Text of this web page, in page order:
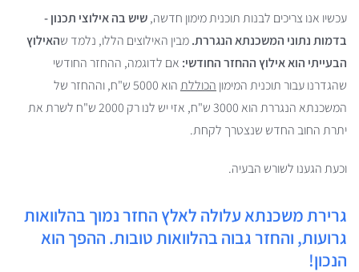
עכשיו אנו צריכים לבנות תוכנית מימון חדשה,שיש בהאילוצי תכנון -
בדמות נתוני המשכנתא הנגררת.מבין האילוצים הללו, נלמד שהאילוץ
הבעייתי הוא אילוץ ההחזר החודשי: אם לדוגמה, ההחזר החודשי
שהגדרנו עבור תוכנית המימון הכוללת
הוא 5000 ש"ח, וההחזר של
המשכנתא הנגררת הוא 3000 ש"ח, אזי יש לנו רק 2000 ש"ח לשרת את
יתרת החוב החדש שנצטרך לקחת.
וכעת הגענו לשורש הבעיה.
גרירת משכנתא עלולה לאלץ החזר נמוך בהלוואות
גרועות, והחזר גבוה בהלוואות טובות. ההפך הוא
הנכון!